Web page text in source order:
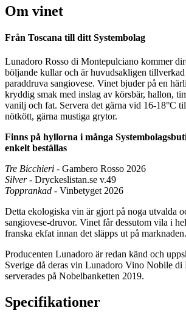
Om vinet
Från Toscana till ditt Systembolag
Lunadoro Rosso di Montepulciano kommer
böljande kullar och är huvudsakligen tillverkad
paraddruva sangiovese. Vinet bjuder på en
kryddig smak med inslag av körsbär, hallon,
vanilj och fat. Servera det gärna vid 16-18°C
nötkött, gärna mustiga grytor.
Finns på hyllorna i många
enkelt beställas
Tre Bicchieri - Gambero Rosso 2026
Silver- Dryckeslistan.se v.49
Topprankad - Vinbetyget 2026
Detta ekologiska vin är gjort på noga utvalda
sangiovese-druvor. Vinet får dessutom vila i
franska ekfat innan det släpps ut på marknaden.
Producenten Lunadoro är redan känd och
Sverige då deras vin Lunadoro Vino Nobile di
serverades på Nobelbanketten 2019.
Specifikationer